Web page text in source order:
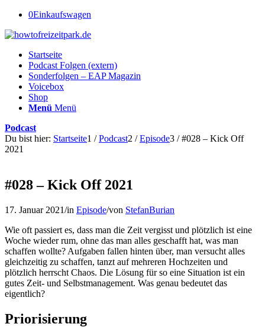
0Einkaufswagen
Startseite
Podcast Folgen (extern)
Sonderfolgen – EAP Magazin
Voicebox
Shop
Menü Menü
Podcast
Du bist hier: Startseite1 / Podcast2 / Episode3 / #028 – Kick Off
2021
#028 – Kick Off 2021
17. Januar 2021/in Episode/von StefanBurian
Wie oft passiert es, dass man die Zeit vergisst und plötzlich ist eine
Woche wieder rum, ohne das man alles geschafft hat, was man
schaffen wollte? Aufgaben fallen hinten über, man versucht alles
gleichzeitig zu schaffen, tanzt auf mehreren Hochzeiten und
plötzlich herrscht Chaos. Die Lösung für so eine Situation ist ein
gutes Zeit- und Selbstmanagement. Was genau bedeutet das
eigentlich?
Priorisierung